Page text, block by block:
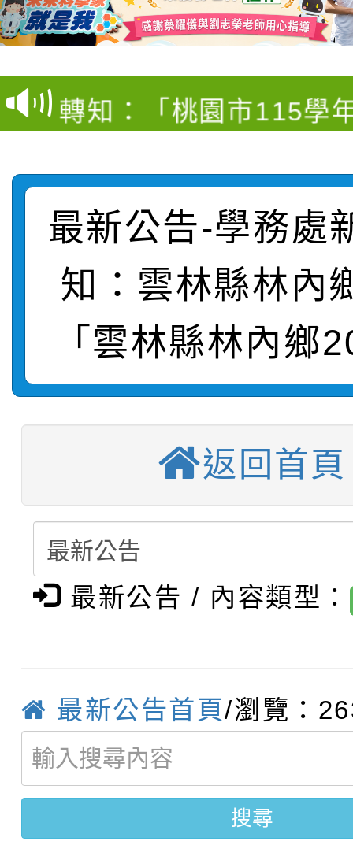
學年度第1學期第9次代
【甄選結果(第12招)】
結果(第12招)
賽及師生本土語及新住
轉知：「桃園市115學
動辦法」
轉知臺中市政府政風處
城市手牽手，綠能透明
畫影片一案
轉知：「115學年度全
劇比賽實施要點」及修
表
轉知：桃園市115年度
敬師藝文競賽』實施計
【甄選結果(第11招)】
學年度第1學期第7次
結果(第11招)
【甄選結果(第3招)】
學年度第1學期第9次代
結果(第3招)
【甄選結果(第4招)】
學年度第1學期第9次
【甄選結果(第12招)】
結果(第12招)
賽及師生本土語及新住
賽實施要點
轉知：「桃園市115學
比賽實施要點」
轉知：「115年金融知
轉知臺中市政府政風處
畫影片一案
劇比賽實施要點」及修
表
轉知：桃園市115年度
敬師藝文競賽』實施計
【甄選結果(第11招)】
學年度第1學期第7次代
結果(第11招)
【甄選結果(第3招)】
學年度第1學期第9次代
最新公告-學務處
知：雲林縣林內
「雲林縣林內鄉
返回首頁
最新公告 / 內容類型：
最新公告首頁/瀏覽：
搜尋